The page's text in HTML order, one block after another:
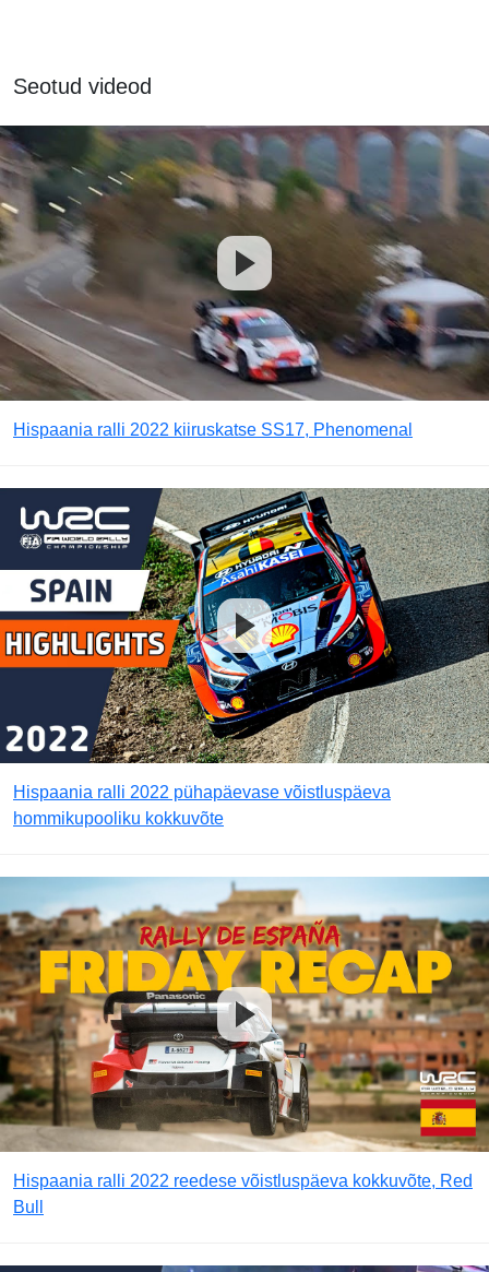
Seotud videod
Hispaania ralli 2022 kiiruskatse SS17, Phenomenal
Hispaania ralli 2022 pühapäevase võistluspäeva
hommikupooliku kokkuvõte
Hispaania ralli 2022 reedese võistluspäeva kokkuvõte, Red
Bull